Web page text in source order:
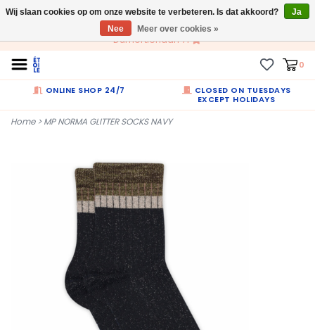
NL
Dumortierlaan 71
0
ONLINE SHOP 24/7
CLOSED ON TUESDAYS
EXCEPT HOLIDAYS
Home>MP NORMA GLITTER SOCKS NAVY
Wij slaan cookies op om onze website te verbeteren. Is dat akkoord?
Ja
Nee
Meer over cookies »